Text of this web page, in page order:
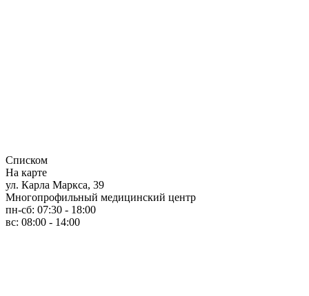
Списком
На карте
ул. Карла Маркса, 39
Многопрофильный медицинский центр
пн-сб: 07:30 - 18:00
вс: 08:00 - 14:00